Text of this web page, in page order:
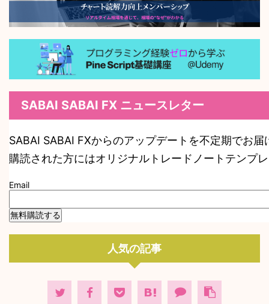
SABAI SABAI FX ニュースレター
SABAI SABAI FXからのアップデートを不定期でお届
購読された方にはオリジナルトレードノートテンプ
Email
人気の記事